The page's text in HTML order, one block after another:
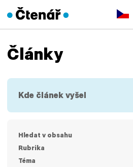
Články
Kde článek vyšel
Hledat v obsahu
Rubrika
Téma